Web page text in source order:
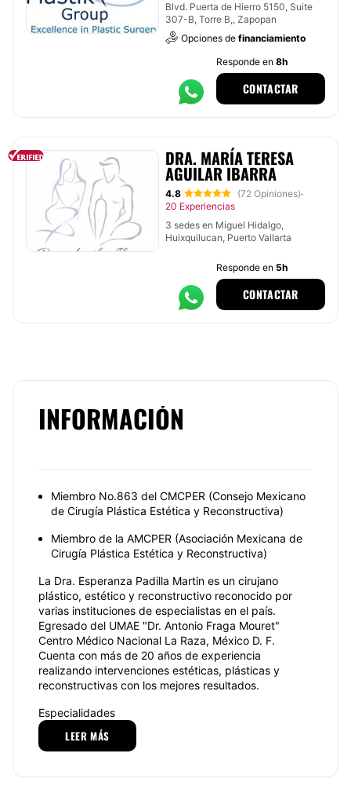
Blvd. Puerta de Hierro 5150, Suite
307-B, Torre B,, Zapopan
Opciones de financiamiento
Responde en 8h
CONTACTAR
DRA. MARÍA TERESA
AGUILAR IBARRA
4.8 (72 Opiniones)·
20 Experiencias
3 sedes en Miguel Hidalgo,
Huixquilucan, Puerto Vallarta
Responde en 5h
CONTACTAR
INFORMACIÓN
Miembro No.863 del CMCPER (Consejo Mexicano
de Cirugía Plástica Estética y Reconstructiva)
Miembro de la AMCPER (Asociación Mexicana de
Cirugía Plástica Estética y Reconstructiva)
La Dra. Esperanza Padilla Martin es un cirujano
plástico, estético y reconstructivo reconocido por
varias instituciones de especialistas en el país.
Egresado del UMAE "Dr. Antonio Fraga Mouret"
Centro Médico Nacional La Raza, México D. F.
Cuenta con más de 20 años de experiencia
realizando intervenciones estéticas, plásticas y
reconstructivas con los mejores resultados.
Especialidades
lipoescultura
laDra. Esperanza Padilla Martin
LEER MÁS